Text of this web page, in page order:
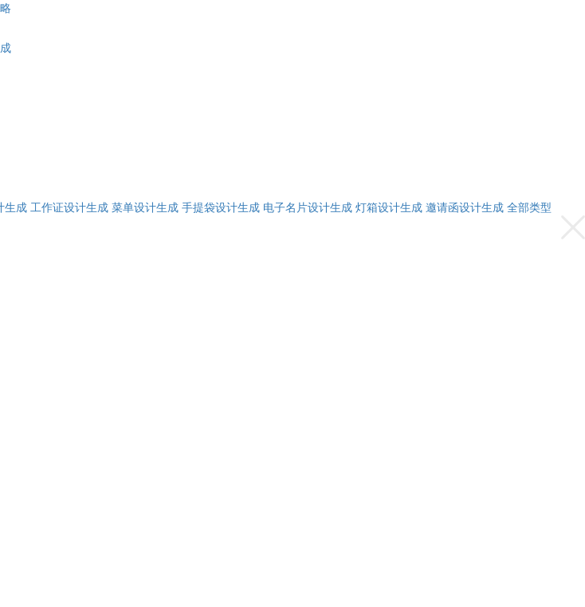
生成 工作证设计生成 菜单设计生成 手提袋设计生成 电子名片设计生成 灯箱设计生成 邀请函设计生成 全部类型